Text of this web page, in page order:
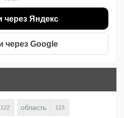
через Яндекс
через Google
122 область 123